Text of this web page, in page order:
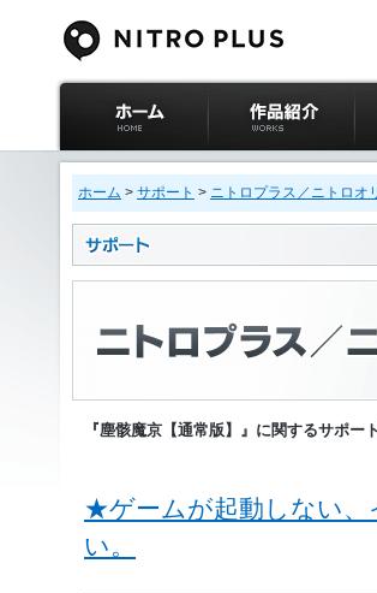
ニトロプラス公式
サイト ホーム
作品紹介 ニ
ホーム > サポート > ニトロプラス／ニトロオ
『塵骸魔京【通常版】』に関するサポー
★ゲームが起動しない、
い。